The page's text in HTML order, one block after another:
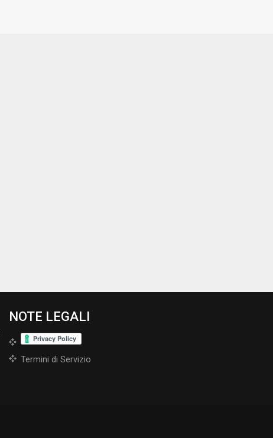
NOTE LEGALI
Termini di Servizio